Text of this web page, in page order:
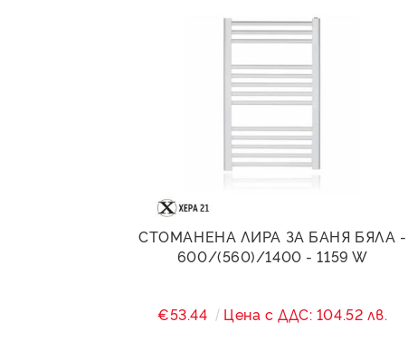
СТОМАНЕНА ЛИРА ЗА БАНЯ БЯЛА -
600/(560)/1400 - 1159 W
€53.44 Цена с ДДС: 104.52 лв.